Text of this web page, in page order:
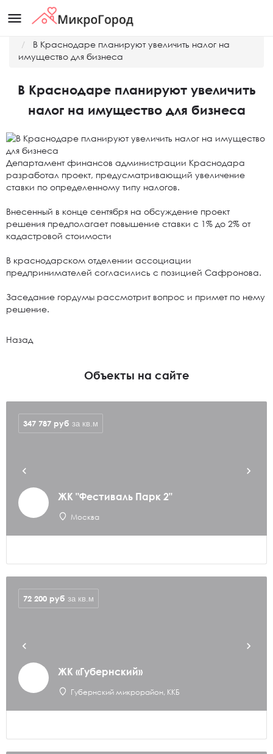
menu
В Краснодаре планируют увеличить налог на
имущество для бизнеса
В Краснодаре планируют увеличить
налог на имущество для бизнеса
Департамент финансов администрации Краснодара
разработал проект, предусматривающий увеличение
ставки по определенному типу налогов.
Внесенный в конце сентября на обсуждение проект
решения предполагает повышение ставки с 1% до 2% от
кадастровой стоимости
В краснодарском отделении ассоциации
предпринимателей согласились с позицией Сафронова.
Заседание гордумы рассмотрит вопрос и примет по нему
решение.
Назад
Объекты на сайте
ЖК "Фестиваль Парк 2"
Москва
347 787 руб за кв.м
ЖК «Губернский»
Губернский микрорайон, ККБ
72 200 руб за кв.м